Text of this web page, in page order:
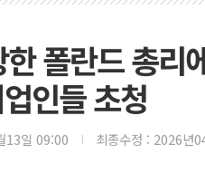
폴란드 총
인들 초청
13일 09:00 최종수정 : 2026년